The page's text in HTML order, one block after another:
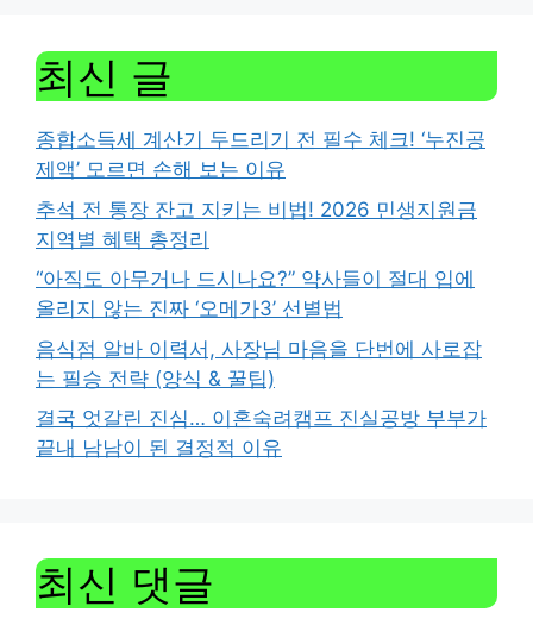
최신 글
종합소득세 계산기 두드리기 전 필수 체크! ‘누진공
제액’ 모르면 손해 보는 이유
추석 전 통장 잔고 지키는 비법! 2026 민생지원금
지역별 혜택 총정리
“아직도 아무거나 드시나요?” 약사들이 절대 입에
올리지 않는 진짜 ‘오메가3’ 선별법
음식점 알바 이력서, 사장님 마음을 단번에 사로잡
는 필승 전략 (양식 & 꿀팁)
결국 엇갈린 진심… 이혼숙려캠프 진실공방 부부가
끝내 남남이 된 결정적 이유
최신 댓글